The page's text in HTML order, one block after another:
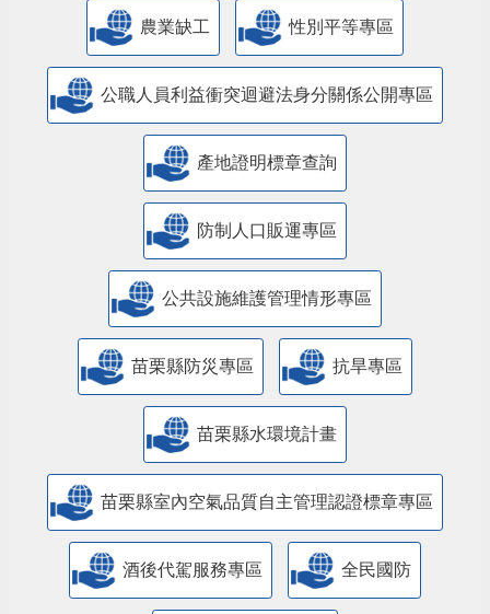
農業缺工 性別平等專區
公職人員利益衝突迴避法身分關係公開專區
產地證明標章查詢
防制人口販運專區
​公共設施維護管理情形專區
苗栗縣防災專區 抗旱專區
苗栗縣水環境計畫
苗栗縣室內空氣品質自主管理認證標章專區
酒後代駕服務專區 全民國防